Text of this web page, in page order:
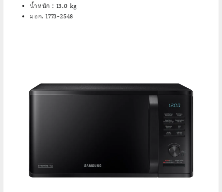
น้ำหนัก : 13.0 kg
มอก. 1773-2548